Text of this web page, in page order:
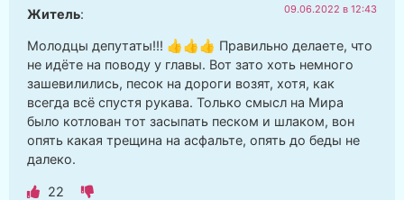
Житель: 09.06.2022 в 12:43
Молодцы депутаты!!! 👍👍👍 Правильно делаете, что
не идёте на поводу у главы. Вот зато хоть немного
зашевилились, песок на дороги возят, хотя, как
всегда всё спустя рукава. Только смысл на Мира
было котлован тот засыпать песком и шлаком, вон
опять какая трещина на асфальте, опять до беды не
далеко.
22